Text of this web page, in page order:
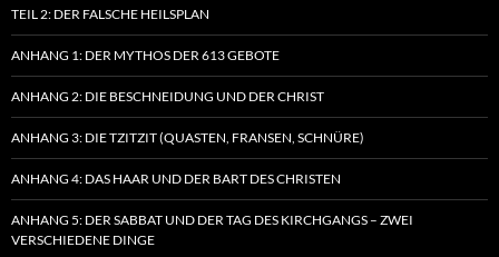
TEIL 2: DER FALSCHE HEILSPLAN
ANHANG 1: DER MYTHOS DER 613 GEBOTE
ANHANG 2: DIE BESCHNEIDUNG UND DER CHRIST
ANHANG 3: DIE TZITZIT (QUASTEN, FRANSEN, SCHNÜRE)
ANHANG 4: DAS HAAR UND DER BART DES CHRISTEN
ANHANG 5: DER SABBAT UND DER TAG DES KIRCHGANGS – ZWEI
VERSCHIEDENE DINGE